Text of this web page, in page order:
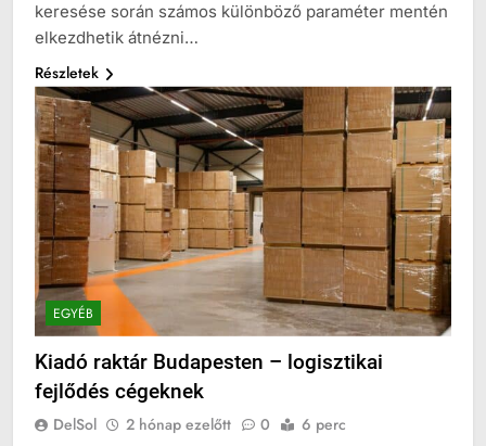
keresése során számos különböző paraméter mentén
elkezdhetik átnézni…
Részletek
EGYÉB
Kiadó raktár Budapesten – logisztikai
fejlődés cégeknek
DelSol 2 hónap ezelőtt 0 6 perc